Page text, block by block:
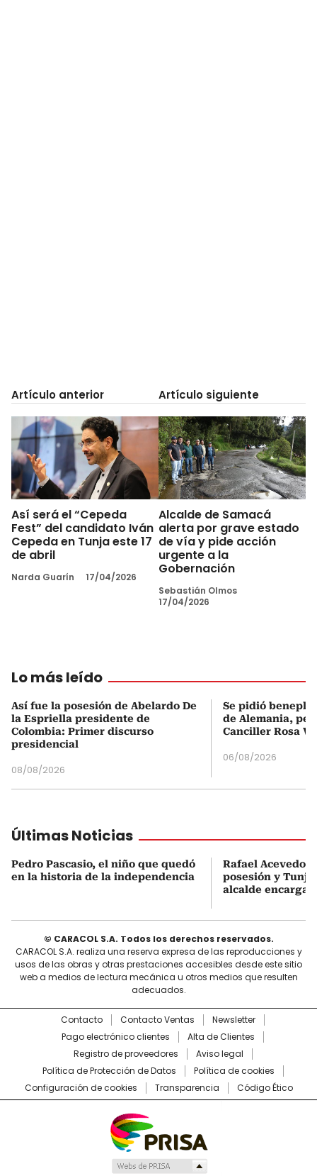
Artículo anterior
Así será el “Cepeda
Fest” del candidato Iván
Cepeda en Tunja este 17
de abril
Narda Guarín 17/04/2026
Artículo siguiente
Alcalde de Samacá
alerta por grave estado
de vía y pide acción
urgente a la
Gobernación
Sebastián Olmos
17/04/2026
Lo más leído
Así fue la posesión de Abelardo De
la Espriella presidente de
Colombia: Primer discurso
presidencial
08/08/2026
Se pidió
de Alemania,
Canciller Rosa
06/08/2026
Últimas Noticias
Pedro Pascasio, el niño que quedó
en la historia de la independencia
Rafael Acevedo
posesión y Tunja
alcalde
© CARACOL S.A. Todos los derechos reservados.
CARACOL S.A. realiza una reserva expresa de las reproducciones y
usos de las obras y otras prestaciones accesibles desde este sitio
web a medios de lectura mecánica u otros medios que resulten
adecuados.
Contacto Contacto Ventas
Newsletter
Pago electrónico clientes
Alta de Clientes
Registro de proveedores
Aviso legal
Política de Protección de Datos
Política de cookies
Configuración de cookies
Transparencia Código Ético